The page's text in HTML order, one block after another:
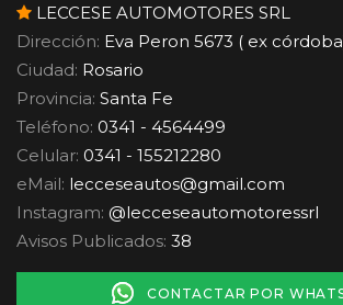
LECCESE AUTOMOTORES SRL
Dirección: Eva Peron 5673 ( ex
Ciudad: Rosario
Provincia: Santa Fe
Teléfono: 0341 - 4564499
Celular: 0341 - 155212280
eMail: lecceseautos@gmail.com
Instagram: @lecceseautomotoressrl
Avisos Publicados: 38
CONTACTAR POR